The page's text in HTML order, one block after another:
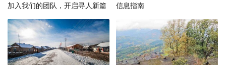
加入我们的团队，开启寻人新篇
章
信息指南